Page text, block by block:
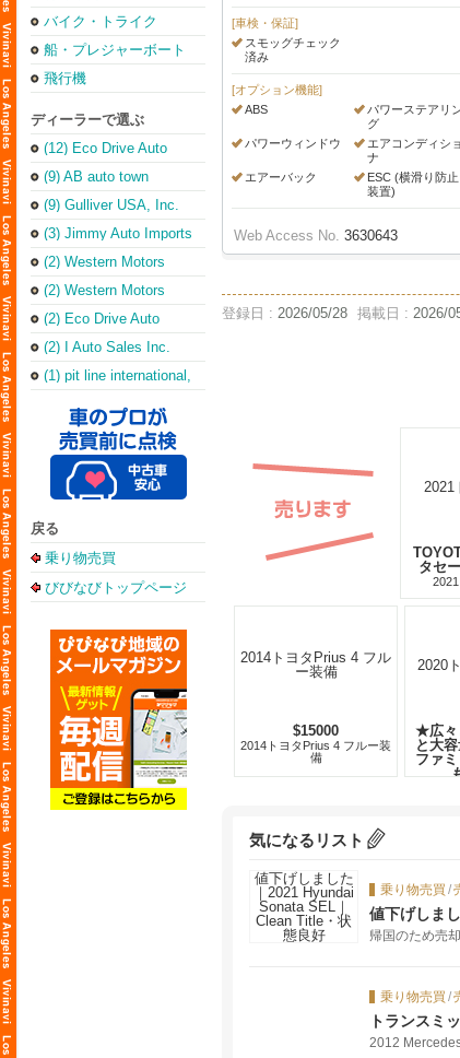
バイク・トライク
船・プレジャーボート
飛行機
ディーラーで選ぶ
(12) Eco Drive Auto
Sales & Repair
(Torrance Office)
(9) AB auto town
(9) Gulliver USA, Inc.
(3) Jimmy Auto Imports
(2) Western Motors
(2) Western Motors
(2) Eco Drive Auto
Sales & Leasing Inc
(2) I Auto Sales Inc.
(1) pit line international,
inc.
戻る
乗り物売買
びびなびトップページ
[車検・保証]
スモッグチェック
済み
[オプション機能]
ABS
パワーステアリ
グ
パワーウィンドウ
エアコンディショ
ナ
エアーバック
ESC (横滑り防止
装置)
Web Access No. 3630643
登録日 : 2026/05/28 掲載日 : 2026/
タセ
$15000
2014トヨタPrius 4 フルー装
備
★広々
と大
ファ
気になるリスト
乗り物売買 /
値下げしま
帰国のため売
乗り物売買 /
トランスミ
2012